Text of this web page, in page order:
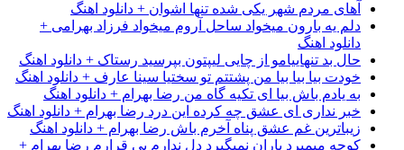
آهای مردم شهر یکی شده تنها اشوان + دانلود اهنگ
دلم یه بارون میخواد ساحل آروم میخواد فرزاد بهرامی +
دانلود اهنگ
حال بد تنهاییامو از چایی لیپتون بپرسید رستاک + دانلود اهنگ
خودت بیا بیا بیا من پشتتم تو سختیا سینا عارف + دانلود اهنگ
به یادم باش بیا ای تکیه گاه من رضا بهرام + دانلود اهنگ
خبر نداری ای عشق چه کرده این درد رضا بهرام + دانلود اهنگ
زیباترین غم عشق پناه آخرم باش رضا بهرام + دانلود اهنگ
کوچه میمیرد باران نمیگیرد دل ندارم بی قرارم رضا بهرام +